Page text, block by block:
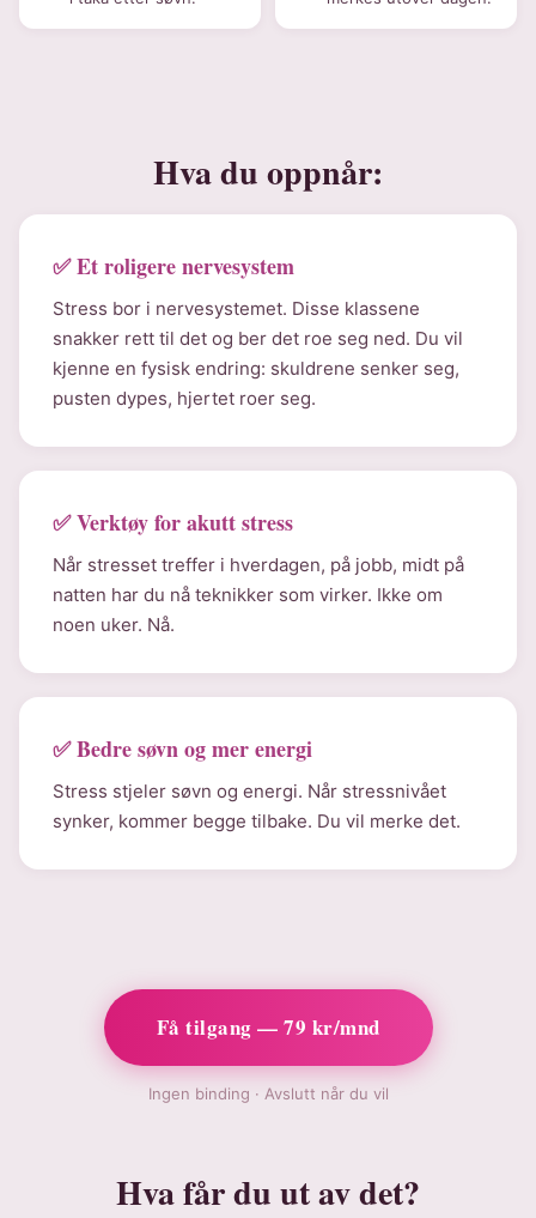
Hva du oppnår:
✅ Et roligere nervesystem
Stress bor i nervesystemet. Disse klassene
snakker rett til det og ber det roe seg ned. Du vil
kjenne en fysisk endring: skuldrene senker seg,
pusten dypes, hjertet roer seg.
✅ Verktøy for akutt stress
Når stresset treffer i hverdagen, på jobb, midt på
natten har du nå teknikker som virker. Ikke om
noen uker. Nå.
✅ Bedre søvn og mer energi
Stress stjeler søvn og energi. Når stressnivået
synker, kommer begge tilbake. Du vil merke det.
Få tilgang — 79 kr/mnd
Ingen binding · Avslutt når du vil
Hva får du ut av det?